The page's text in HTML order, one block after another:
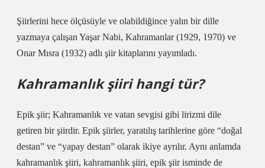
Şiirlerini hece ölçüsüyle ve olabildiğince yalın bir dille
yazmaya çalışan Yaşar Nabi, Kahramanlar (1929, 1970) ve
Onar Mısra (1932) adlı şiir kitaplarını yayımladı.
Kahramanlık şiiri hangi tür?
Epik şiir; Kahramanlık ve vatan sevgisi gibi lirizmi dile
getiren bir şiirdir. Epik şiirler, yaratılış tarihlerine göre “doğal
destan” ve “yapay destan” olarak ikiye ayrılır. Aynı anlamda
kahramanlık şiiri, kahramanlık şiiri, epik şiir isminde de